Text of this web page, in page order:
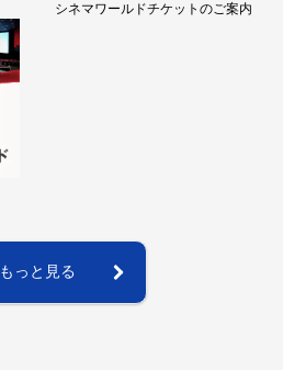
シネマワールドチケットのご案内
もっと見る